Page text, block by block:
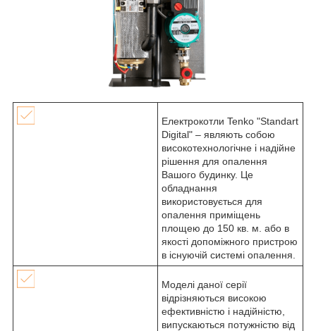
Електрокотли Tenko "Standart
Digital" – являють собою
високотехнологічне і надійне
рішення для опалення
Вашого будинку. Це
обладнання
використовується для
опалення приміщень
площею до 150 кв. м. або в
якості допоміжного пристрою
в існуючій системі опалення.
Моделі даної серії
відрізняються високою
ефективністю і надійністю,
випускаються потужністю від